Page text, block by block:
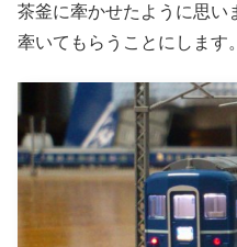
茶釜に牽かせたように思い
牽いてもらうことにします。